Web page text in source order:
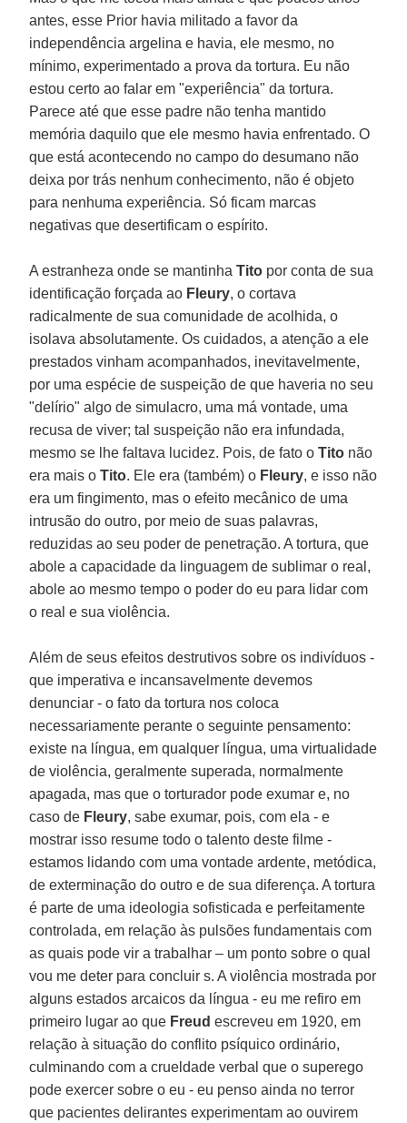
antes, esse Prior havia militado a favor da
independência argelina e havia, ele mesmo, no
mínimo, experimentado a prova da tortura. Eu não
estou certo ao falar em "experiência" da tortura.
Parece até que esse padre não tenha mantido
memória daquilo que ele mesmo havia enfrentado. O
que está acontecendo no campo do desumano não
deixa por trás nenhum conhecimento, não é objeto
para nenhuma experiência. Só ficam marcas
negativas que desertificam o espírito.
A estranheza onde se mantinhaTito por conta de sua
identificação forçada ao Fleury, o cortava
radicalmente de sua comunidade de acolhida, o
isolava absolutamente. Os cuidados, a atenção a ele
prestados vinham acompanhados, inevitavelmente,
por uma espécie de suspeição de que haveria no seu
"delírio" algo de simulacro, uma má vontade, uma
recusa de viver; tal suspeição não era infundada,
mesmo se lhe faltava lucidez. Pois, de fato oTito não
era mais oTito. Ele era (também) o Fleury, e isso não
era um fingimento, mas o efeito mecânico de uma
intrusão do outro, por meio de suas palavras,
reduzidas ao seu poder de penetração. A tortura, que
abole a capacidade da linguagem de sublimar o real,
abole ao mesmo tempo o poder do eu para lidar com
o real e sua violência.
Além de seus efeitos destrutivos sobre os indivíduos -
que imperativa e incansavelmente devemos
denunciar - o fato da tortura nos coloca
necessariamente perante o seguinte pensamento:
existe na língua, em qualquer língua, uma virtualidade
de violência, geralmente superada, normalmente
apagada, mas que o torturador pode exumar e, no
caso de Fleury, sabe exumar, pois, com ela - e
mostrar isso resume todo o talento deste filme -
estamos lidando com uma vontade ardente, metódica,
de exterminação do outro e de sua diferença. A tortura
é parte de uma ideologia sofisticada e perfeitamente
controlada, em relação às pulsões fundamentais com
as quais pode vir a trabalhar – um ponto sobre o qual
vou me deter para concluir s. A violência mostrada por
alguns estados arcaicos da língua - eu me refiro em
primeiro lugar ao que Freudescreveu em 1920, em
relação à situação do conflito psíquico ordinário,
culminando com a crueldade verbal que o superego
pode exercer sobre o eu - eu penso ainda no terror
que pacientes delirantes experimentam ao ouvirem